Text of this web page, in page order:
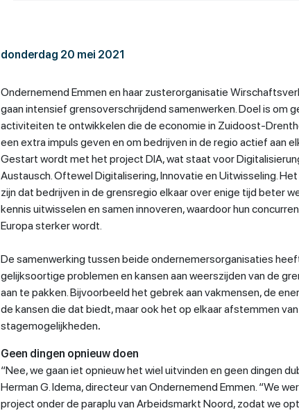
donderdag 20 mei 2021
Ondernemend Emmen en haar zusterorganisatie
gaan intensief grensoverschrijdend samenwerken. Doel is om
activiteiten te ontwikkelen die de economie in Zuidoost-
een extra impuls geven en om bedrijven in de regio actief aan
Gestart wordt met het project DIA, wat staat voor
Austausch. Oftewel Digitalisering, Innovatie en Uitwisseling.
zijn dat bedrijven in de grensregio elkaar over enige tijd beter
kennis uitwisselen en samen innoveren, waardoor hun
Europa sterker wordt.
De samenwerking tussen beide ondernemersorganisaties
gelijksoortige problemen en kansen aan weerszijden van de
aan te pakken. Bijvoorbeeld het gebrek aan vakmensen, de
de kansen die dat biedt, maar ook het op elkaar afstemmen
stagemogelijkheden.
Geen dingen opnieuw doen
“Nee, we gaan iet opnieuw het wiel uitvinden en geen dingen
Herman G. Idema, directeur van Ondernemend Emmen. “We
project onder de paraplu van Arbeidsmarkt Noord, zodat we